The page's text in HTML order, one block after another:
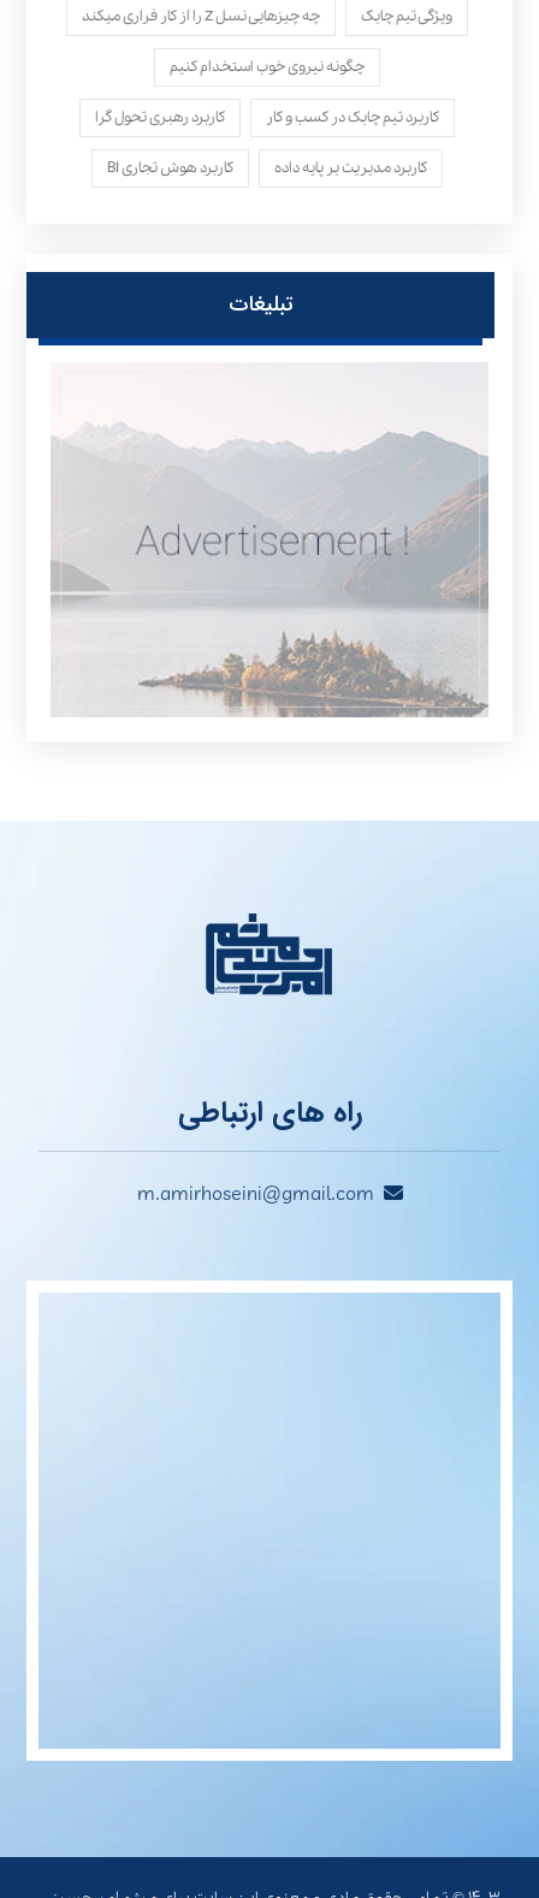
ویژگی تیم چابک چه چیزهایی نسل Z را از کار فراری میکند
چگونه نیروی خوب استخدام کنیم
کاربرد تیم چابک در کسب و کار کاربرد رهبری تحول‌ گرا
کاربرد مدیریت بر پایه داده کاربرد هوش تجاری BI
تبلیغات
راه های ارتباطی
m.amirhoseini@gmail.com